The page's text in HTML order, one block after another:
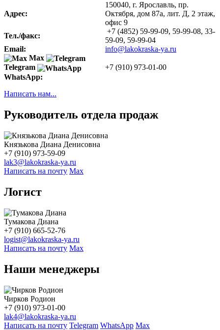
Адрес:
150040, г. Ярославль, пр.
Октября, дом 87a, лит. Д, 2 этаж,
офис 9
Тел./факс:
+7 (4852) 59-99-09, 59-99-08, 33-
59-09, 59-99-04
Email:
info@lakokraska-ya.ru
Max
Telegram
WhatsApp:
+7 (910) 973-01-00
Написать нам...
Руководитель отдела продаж
Князькова Диана Денисовна
+7 (910) 973-59-09
lak3@lakokraska-ya.ru
Написать на почту Max
Логист
Тумакова Диана
+7 (910) 665-52-76
logist@lakokraska-ya.ru
Написать на почту Max
Наши менеджеры
Чирков Родион
+7 (910) 973-01-00
lak4@lakokraska-ya.ru
Написать на почту Telegram WhatsApp Max